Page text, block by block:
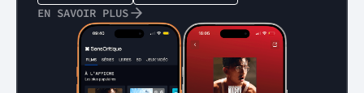
EN SAVOIR PLUS